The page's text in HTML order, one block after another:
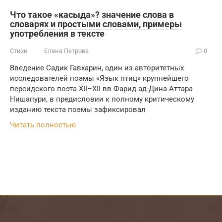
Что такое «касыда»? значение слова в
словарях и простыми словами, примеры
употребления в тексте
Стихи Елена Петрова 0
Введение Садик Гавхарин, один из авторитетных
исследователей поэмы «Язык птиц» крупнейшего
персидского поэта XII–XII вв Фарид ад-Дина Аттара
Нишапури, в предисловии к полному критическому
изданию текста поэмы зафиксировал
Читать полностью